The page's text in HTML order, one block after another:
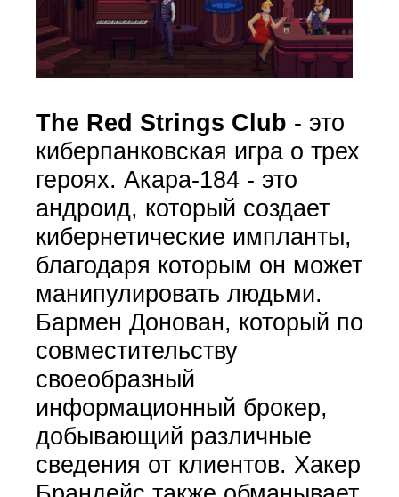
The Red Strings Club - это
киберпанковская игра о трех
героях. Акара-184 - это
андроид, который создает
кибернетические импланты,
благодаря которым он может
манипулировать людьми.
Бармен Донован, который по
совместительству
своеобразный
информационный брокер,
добывающий различные
сведения от клиентов. Хакер